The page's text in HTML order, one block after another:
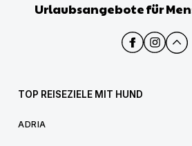
Urlaubsangebote für
TOP REISEZIELE MIT HUND
ADRIA